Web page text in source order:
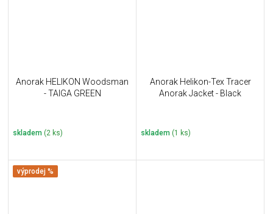
Anorak HELIKON Woodsman
- TAIGA GREEN
skladem (2 ks)
Anorak Helikon-Tex Tracer
Anorak Jacket - Black
skladem (1 ks)
výprodej %